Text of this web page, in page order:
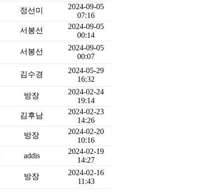
정선미
2024-09-05
07:16
서봉선
2024-09-05
00:14
서봉선
2024-09-05
00:07
김수경
2024-05-29
16:32
방장
2024-02-24
19:14
김후남
2024-02-23
14:26
방장
2024-02-20
10:16
addis
2024-02-19
14:27
방장
2024-02-16
11:43